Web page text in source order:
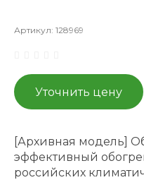
Артикул: 128969
Уточнить цену
[Архивная модель]
эффективный
российских